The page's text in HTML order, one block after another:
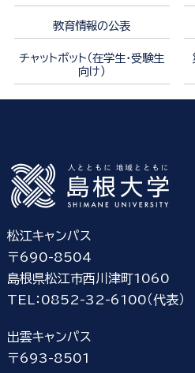
教育情報の公表
チャットボット（在学生・受験生
向け）
松江キャンパス
〒690-8504
島根県松江市西川津町1060
TEL：0852-32-6100（代表）
出雲キャンパス
〒693-8501